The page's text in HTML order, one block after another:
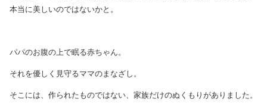
本当に美しいのではないかと。
パパのお腹の上で眠る赤ちゃん。
それを優しく見守るママのまなざし。
そこには、作られたものではない、家族だけのぬくもりがありました。